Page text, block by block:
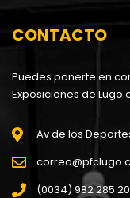
CONTACTO
Puedes ponerte en
Exposiciones de Lugo
Av de los
(0034) 982 285